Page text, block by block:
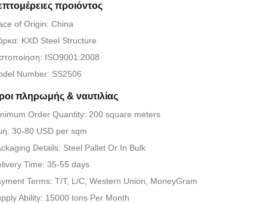
προιόντος
of Origin: China
KXD Steel Structure
ISO9001:2008
Number: SS2506
πληρωμής & ναυτιλίας
Order Quantity: 200 square meters
30-80 USD per sqm
Details: Steel Pallet Or In Bulk
Time: 35-55 days
Terms: T/T, L/C, Western Union, MoneyGram
Ability: 15000 tons Per Month